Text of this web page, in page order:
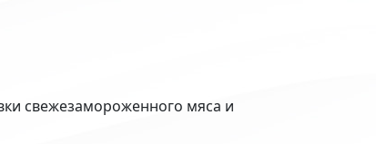
свежезамороженного мяса и